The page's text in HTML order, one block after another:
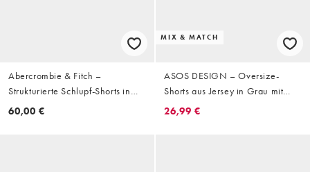
Abercrombie & Fitch –
Strukturierte Schlupf-Shorts in
Weiß, 6 Zoll Schrittlänge
60,00 €
MIX & MATCH
ASOS DESIGN – Oversize-
Shorts aus Jersey in Grau mit
Biesen
26,99 €